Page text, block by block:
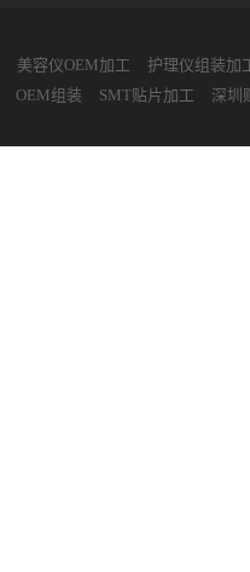
美容仪OEM加工
护理仪组装加
OEM组装 SMT贴片加工 深圳